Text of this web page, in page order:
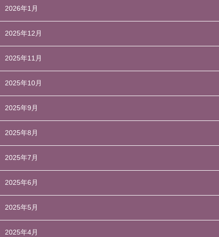
2026年1月
2025年12月
2025年11月
2025年10月
2025年9月
2025年8月
2025年7月
2025年6月
2025年5月
2025年4月